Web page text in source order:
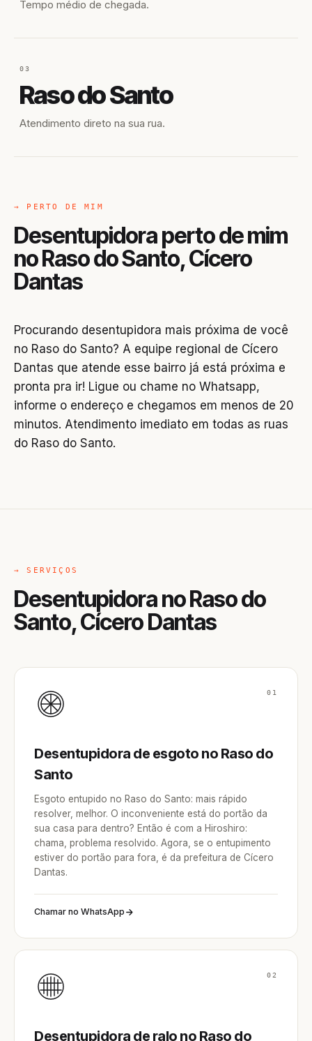
Tempo médio de chegada.
03
Raso do Santo
Atendimento direto na sua rua.
→ PERTO DE MIM
Desentupidora perto de mim
no Raso do Santo, Cícero
Dantas
Procurando desentupidora mais próxima de você
no Raso do Santo? A equipe regional de Cícero
Dantas que atende esse bairro já está próxima e
pronta pra ir! Ligue ou chame no Whatsapp,
informe o endereço e chegamos em menos de 20
minutos. Atendimento imediato em todas as ruas
do Raso do Santo.
→ SERVIÇOS
Desentupidora no Raso do
Santo, Cícero Dantas
01
Desentupidora de esgoto no Raso do
Santo
Esgoto entupido no Raso do Santo: mais rápido
resolver, melhor. O inconveniente está do portão da
sua casa para dentro? Então é com a Hiroshiro:
chama, problema resolvido. Agora, se o entupimento
estiver do portão para fora, é da prefeitura de Cícero
Dantas.
Chamar no WhatsApp
02
Desentupidora de ralo no Raso do